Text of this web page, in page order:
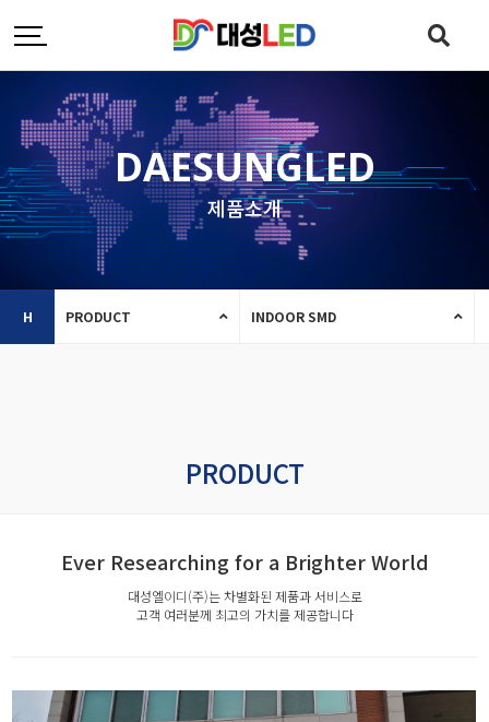
DAESUNGLED
제품소개
H PRODUCT INDOOR SMD
PRODUCT
Ever Researching for a Brighter World
대성엘이디(주)는 차별화된 제품과 서비스로
고객 여러분께 최고의 가치를 제공합니다